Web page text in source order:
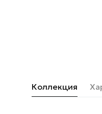
Коллекция